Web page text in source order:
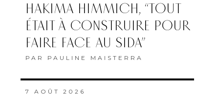
HAKIMA HIMMICH, “TOUT
ÉTAIT À CONSTRUIRE POUR
FAIRE FACE AU SIDA”
PAR PAULINE MAISTERRA
7 AOÛT 2026